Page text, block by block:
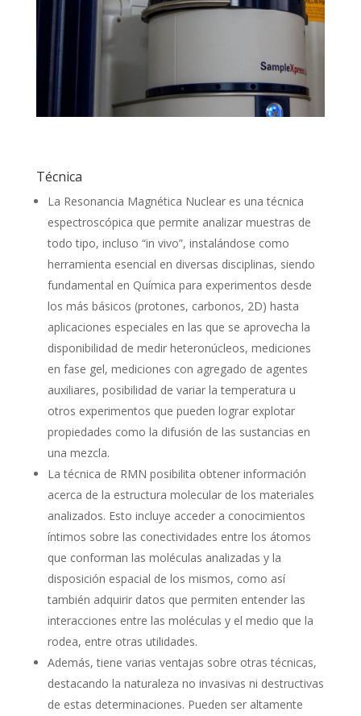
Técnica
La Resonancia Magnética Nuclear es una técnica
espectroscópica que permite analizar muestras de
todo tipo, incluso “in vivo”, instalándose como
herramienta esencial en diversas disciplinas, siendo
fundamental en Química para experimentos desde
los más básicos (protones, carbonos, 2D) hasta
aplicaciones especiales en las que se aprovecha la
disponibilidad de medir heteronúcleos, mediciones
en fase gel, mediciones con agregado de agentes
auxiliares, posibilidad de variar la temperatura u
otros experimentos que pueden lograr explotar
propiedades como la difusión de las sustancias en
una mezcla.
La técnica de RMN posibilita obtener información
acerca de la estructura molecular de los materiales
analizados. Esto incluye acceder a conocimientos
íntimos sobre las conectividades entre los átomos
que conforman las moléculas analizadas y la
disposición espacial de los mismos, como así
también adquirir datos que permiten entender las
interacciones entre las moléculas y el medio que la
rodea, entre otras utilidades.
Además, tiene varias ventajas sobre otras técnicas,
destacando la naturaleza no invasivas ni destructivas
de estas determinaciones. Pueden ser altamente